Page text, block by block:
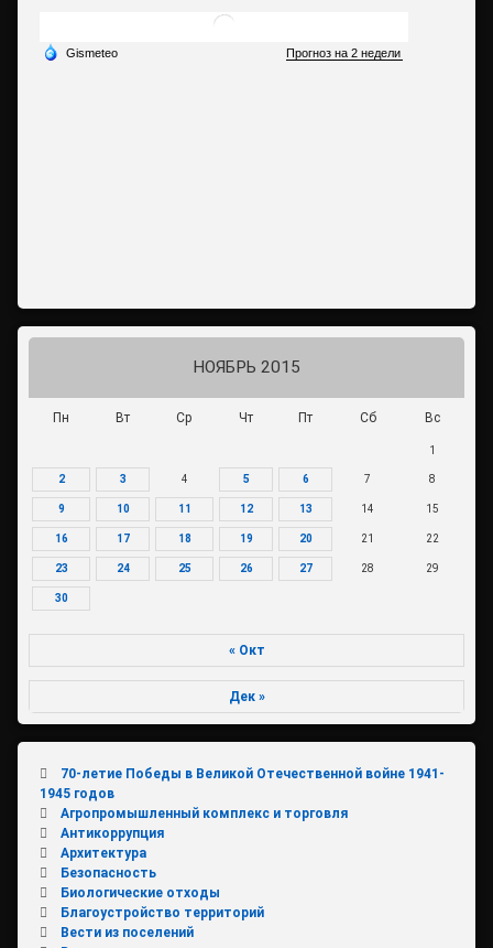
НОЯБРЬ 2015
Пн Вт Ср Чт Пт Сб Вс
1
2 3 4 5 6 7 8
9 10 11 12 13 14 15
16 17 18 19 20 21 22
23 24 25 26 27 28 29
30
« Окт
Дек »
70-летие Победы в Великой Отечественной войне 1941-
1945 годов
Агропромышленный комплекс и торговля
Антикоррупция
Архитектура
Безопасность
Биологические отходы
Благоустройство территорий
Вести из поселений